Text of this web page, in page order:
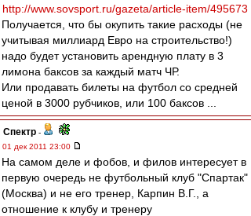
http://www.sovsport.ru/gazeta/article-item/495673
Получается, что бы окупить такие расходы (не
учитывая миллиард Евро на строительство!)
надо будет установить арендную плату в 3
лимона баксов за каждый матч ЧР.
Или продавать билеты на футбол со средней
ценой в 3000 рубчиков, или 100 баксов ...
Спектр -
01 дек 2011 23:00
На самом деле и фобов, и филов интересует в
первую очередь не футбольный клуб "Спартак"
(Москва) и не его тренер, Карпин В.Г., а
отношение к клубу и тренеру